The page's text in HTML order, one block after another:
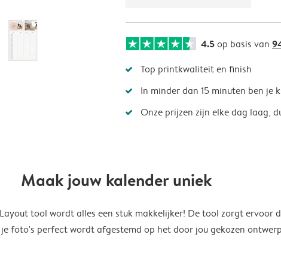
4.5op basis van
Top printkwaliteit en finish
In minder dan 15 minuten ben je
Onze prijzen zijn elke dag laag,
Maak jouw kalender uniek
tool wordt alles een stuk makkelijker! De tool zorgt ervoor
foto's perfect wordt afgestemd op het door jou gekozen